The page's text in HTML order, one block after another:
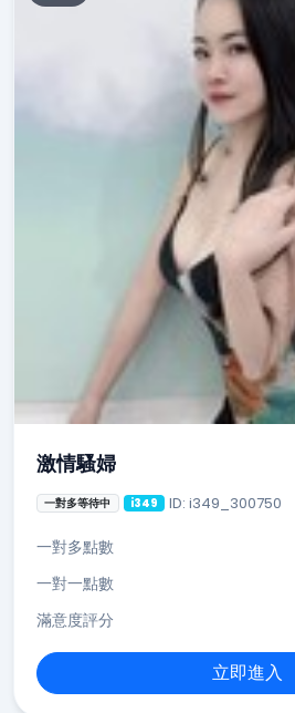
激情騷婦
一對多等待中 i349 ID: i349_300750
一對多點數
一對一點數
滿意度評分
立即進入